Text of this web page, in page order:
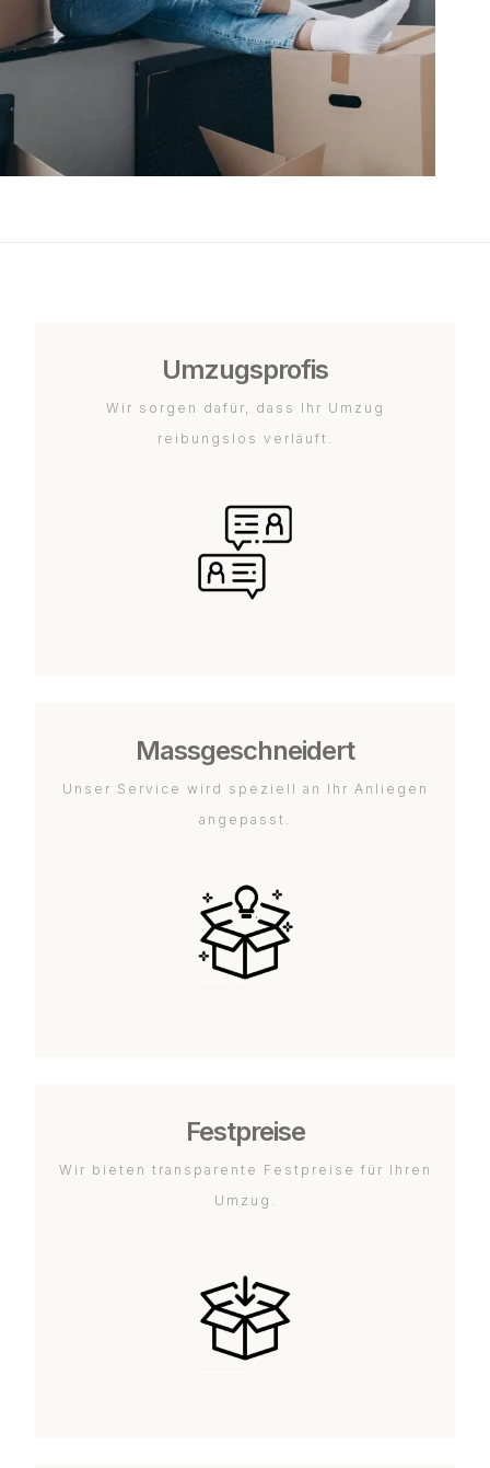
Umzugsprofis
Wir sorgen dafür, dass Ihr Umzug
reibungslos verläuft.
Massgeschneidert
Unser Service wird speziell an Ihr Anliegen
angepasst.
Festpreise
Wir bieten transparente Festpreise für Ihren
Umzug.